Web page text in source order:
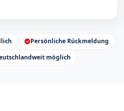
Persönliche Rückmeldung
möglich